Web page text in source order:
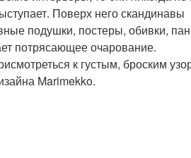
Поверх него скандинавы
подушки, постеры, обивки,
потрясающее очарование.
к густым, броским
Marimekko.